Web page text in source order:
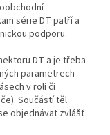
série DT patří a
podporu.
DT a je třeba
parametrech
v roli či
Součástí těl
objednávat zvlášť